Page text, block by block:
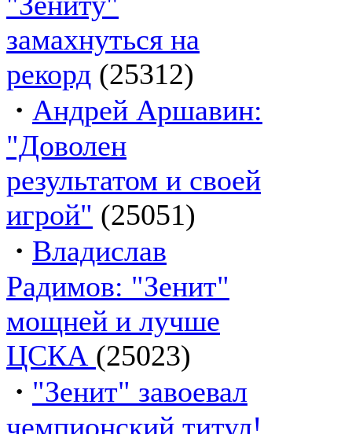
замахнуться на
рекорд (25312)
· Андрей Аршавин:
"Доволен
результатом и своей
игрой" (25051)
· Владислав
Радимов: "Зенит"
мощней и лучше
ЦСКА (25023)
· "Зенит" завоевал
чемпионский титул!